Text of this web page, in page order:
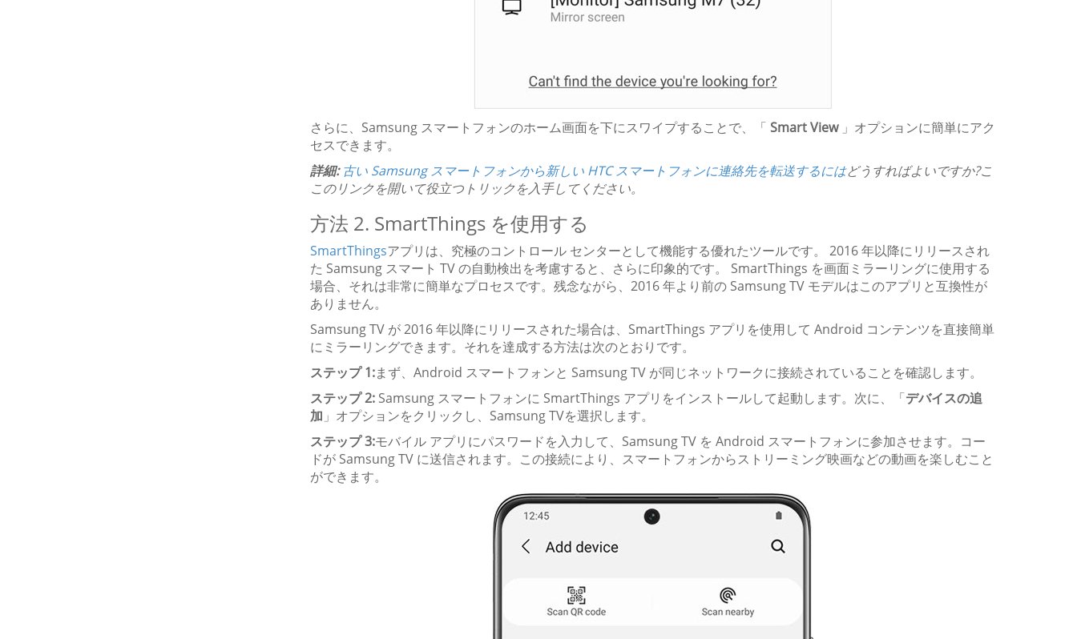
さらに、Samsung スマートフォンのホーム画面を下にスワイプすることで、「 Smart View」オプションに簡単にアク
セスできます。
詳細: 古い Samsung スマートフォンから新しい HTC スマートフォンに連絡先を転送するにはどうすればよいですか?こ
このリンクを開いて役立つトリックを入手してください。
方法 2. SmartThings を使用する
SmartThingsアプリは、究極のコントロール センターとして機能する優れたツールです。 2016 年以降にリリースされ
た Samsung スマート TV の自動検出を考慮すると、さらに印象的です。 SmartThings を画面ミラーリングに使用する
場合、それは非常に簡単なプロセスです。残念ながら、2016 年より前の Samsung TV モデルはこのアプリと互換性が
ありません。
Samsung TV が 2016 年以降にリリースされた場合は、SmartThings アプリを使用して Android コンテンツを直接簡単
にミラーリングできます。それを達成する方法は次のとおりです。
ステップ 1:まず、Android スマートフォンと Samsung TV が同じネットワークに接続されていることを確認します。
ステップ 2: Samsung スマートフォンに SmartThings アプリをインストールして起動します。次に、「デバイスの追
加 」オプションをクリックし、Samsung TVを選択します。
ステップ 3:モバイル アプリにパスワードを入力して、Samsung TV を Android スマートフォンに参加させます。コー
ドが Samsung TV に送信されます。この接続により、スマートフォンからストリーミング映画などの動画を楽しむこと
ができます。